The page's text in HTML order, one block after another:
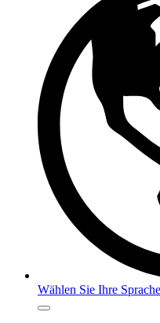
Wählen Sie Ihre